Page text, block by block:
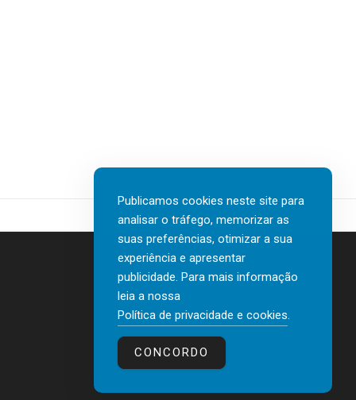
Contactos
Política de privacidade e cookies
Publicamos cookies neste site para
analisar o tráfego, memorizar as
suas preferências, otimizar a sua
experiência e apresentar
publicidade. Para mais informação
leia a nossa
Política de privacidade e cookies.
CONCORDO